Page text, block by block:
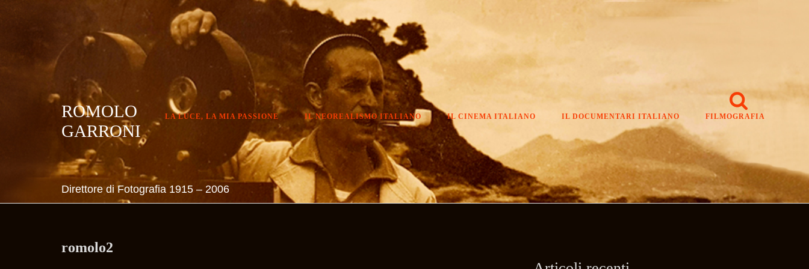
ROMOLO
GARRONI
Direttore di Fotografia 1915 – 2006
LA LUCE, LA MIA PASSIONE IL NEOREALISMO ITALIANO IL CINEMA ITALIANO IL DOCUMENTARI ITALIANO FILMOGRAFIA
romolo2